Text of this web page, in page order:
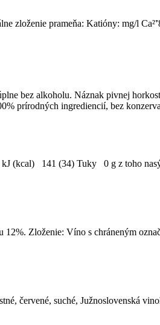
prameňa: Katióny: mg/l
bez alkoholu. Náznak pivnej
prírodných ingrediencií, bez
kJ (kcal) 141 (34) Tuky 0 g z toho
Zloženie: Víno s chráneným
červené, suché, Južnoslovenská